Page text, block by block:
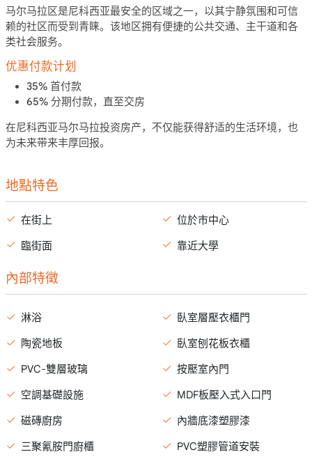
马尔马拉区是尼科西亚最安全的区域之一，以其宁静氛围和可信
赖的社区而受到青睐。该地区拥有便捷的公共交通、主干道和各
类社会服务。
优惠付款计划
35% 首付款
65% 分期付款，直至交房
在尼科西亚马尔马拉投资房产，不仅能获得舒适的生活环境，也
为未来带来丰厚回报。
地點特色
在街上
臨街面
位於市中心
靠近大學
內部特徵
淋浴
陶瓷地板
PVC-雙層玻璃
空調基礎設施
磁磚廚房
三聚氰胺門廚櫃
臥室層壓衣櫃門
臥室刨花板衣櫃
按壓室內門
MDF板壓入式入口門
內牆底漆塑膠漆
PVC塑膠管道安裝